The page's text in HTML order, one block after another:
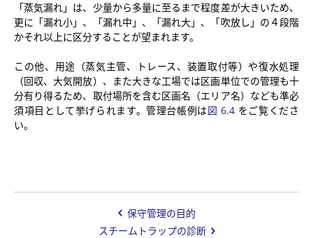
「蒸気漏れ」は、少量から多量に至るまで程度差が大きいため、
更に「漏れ小」、「漏れ中」、「漏れ大」、「吹放し」の４段階
かそれ以上に区分することが望まれます。
この他、用途（蒸気主管、トレース、装置取付等）や復水処理
（回収、大気開放）、また大きな工場では区画単位での管理も十
分有り得るため、取付場所を含む区画名（エリア名）なども準必
須項目として挙げられます。管理台帳例は図 6.4 をご覧くださ
い。
保守管理の目的
スチームトラップの診断